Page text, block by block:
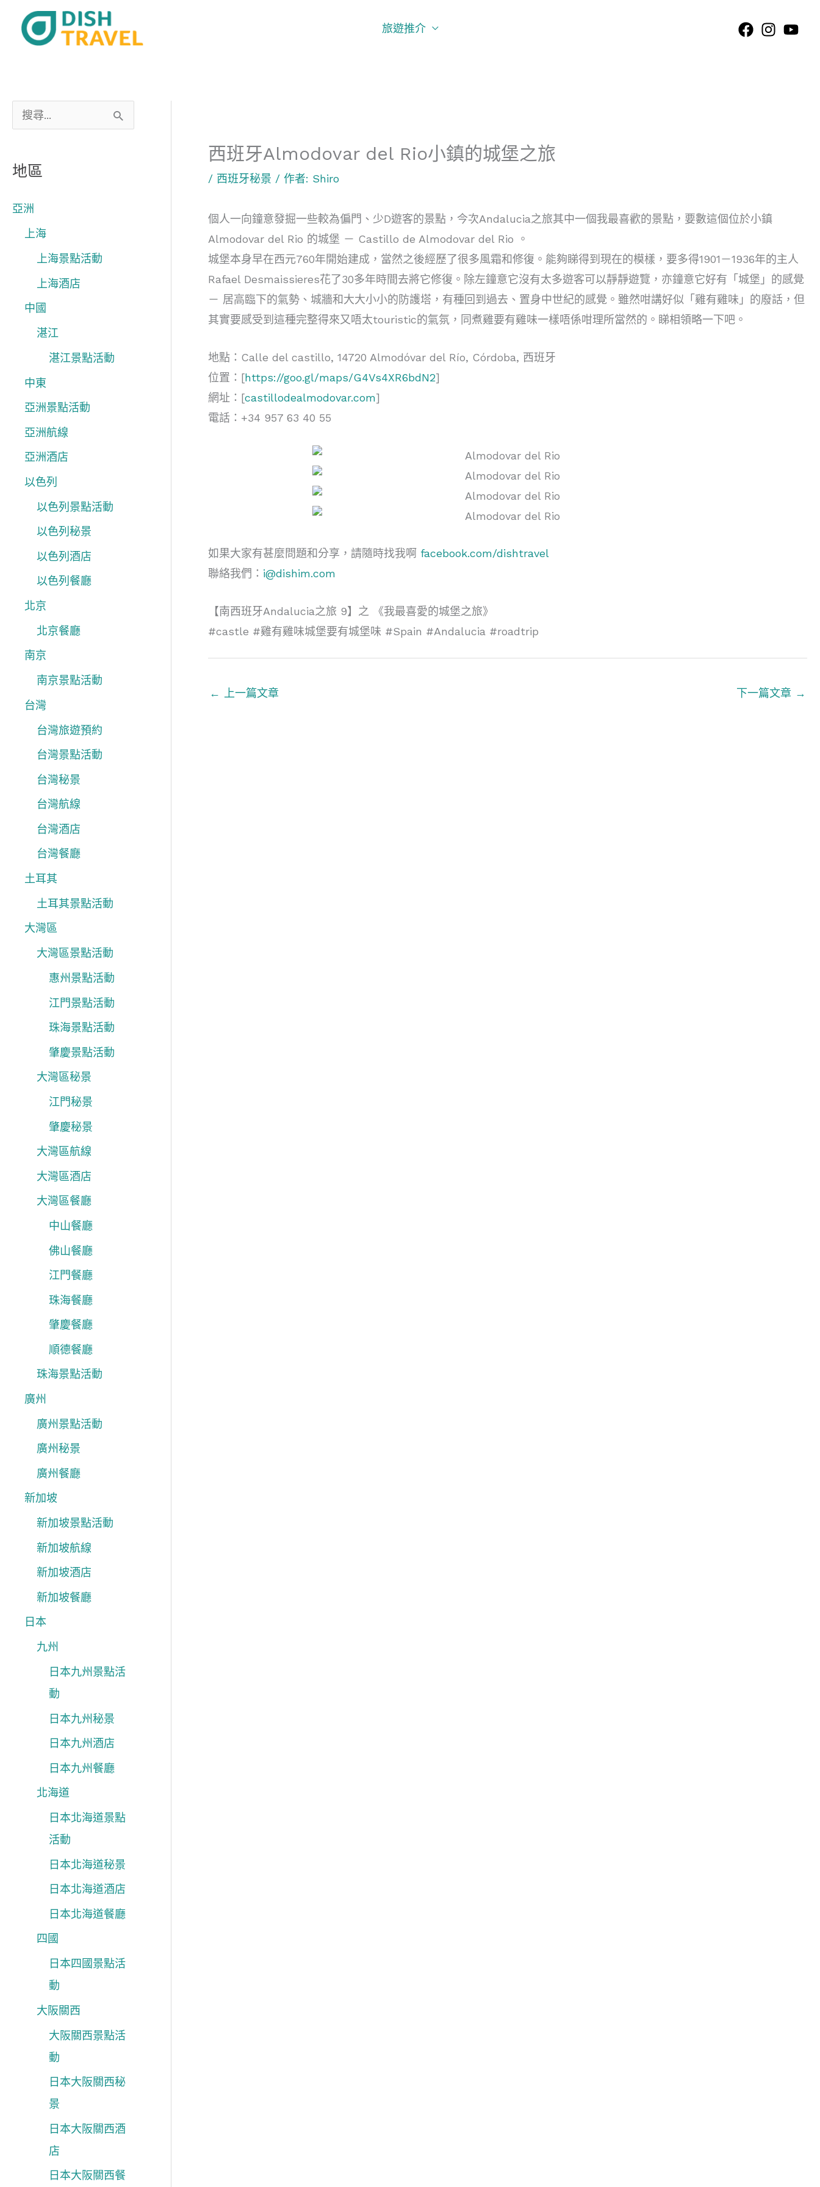
旅遊推介
關
字
地區
亞洲
上海
上海景點活動
上海酒店
中國
湛江
湛江景點活動
中東
亞洲景點活動
亞洲航線
亞洲酒店
以色列
以色列景點活動
以色列秘景
以色列酒店
以色列餐廳
北京
北京餐廳
南京
南京景點活動
台灣
台灣旅遊預約
台灣景點活動
台灣秘景
台灣航線
台灣酒店
台灣餐廳
土耳其
土耳其景點活動
大灣區
大灣區景點活動
惠州景點活動
江門景點活動
珠海景點活動
肇慶景點活動
大灣區秘景
江門秘景
肇慶秘景
大灣區航線
大灣區酒店
大灣區餐廳
中山餐廳
佛山餐廳
江門餐廳
珠海餐廳
肇慶餐廳
順德餐廳
珠海景點活動
廣州
廣州景點活動
廣州秘景
廣州餐廳
新加坡
新加坡景點活動
新加坡航線
新加坡酒店
新加坡餐廳
日本
九州
日本九州景點活
動
日本九州秘景
日本九州酒店
日本九州餐廳
北海道
日本北海道景點
活動
日本北海道秘景
日本北海道酒店
日本北海道餐廳
四國
日本四國景點活
動
大阪關西
大阪關西景點活
動
日本大阪關西秘
景
日本大阪關西酒
店
日本大阪關西餐
西班牙Almodovar del Rio小鎮的城堡之旅
/ 西班牙秘景 / 作者: Shiro
個人一向鐘意發掘一些較為偏門、少D遊客的景點，今次Andalucia之旅其中一個我最喜歡的景點，要數這個位於小鎮
Almodovar del Rio 的城堡 － Castillo de Almodovar del Rio 。
城堡本身早在西元760年開始建成，當然之後經歷了很多風霜和修復。能夠睇得到現在的模樣，要多得1901－1936年的主人
Rafael Desmaissieres花了30多年時間去將它修復。除左鐘意它沒有太多遊客可以靜靜遊覽，亦鐘意它好有「城堡」的感覺
－ 居高臨下的氣勢、城牆和大大小小的防護塔，有種回到過去、置身中世紀的感覺。雖然咁講好似「雞有雞味」的廢話，但
其實要感受到這種完整得來又唔太touristic的氣氛，同煮雞要有雞味一樣唔係咁理所當然的。睇相領略一下吧。
地點：Calle del castillo, 14720 Almodóvar del Río, Córdoba, 西班牙
位置：[https://goo.gl/maps/G4Vs4XR6bdN2]
網址：[castillodealmodovar.com]
電話：+34 957 63 40 55
如果大家有甚麼問題和分享，請隨時找我啊 facebook.com/dishtravel
聯絡我們： i@dishim.com
【南西班牙Andalucia之旅 9】之 《我最喜愛的城堡之旅》
#castle #雞有雞味城堡要有城堡味 #Spain #Andalucia #roadtrip
← 上一篇文章 下一篇文章 →